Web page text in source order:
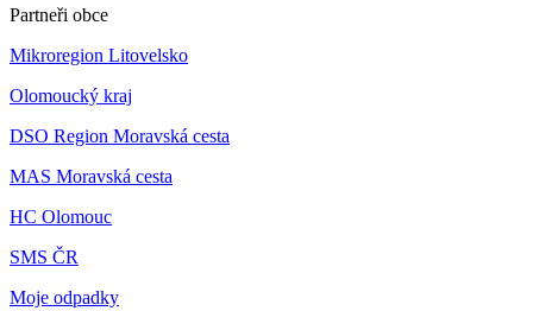
Partneři obce
Mikroregion Litovelsko
Olomoucký kraj
DSO Region Moravská cesta
MAS Moravská cesta
HC Olomouc
SMS ČR
Moje odpadky